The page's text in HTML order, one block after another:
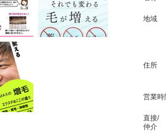
地域
住所
営業時
直接/
仲介